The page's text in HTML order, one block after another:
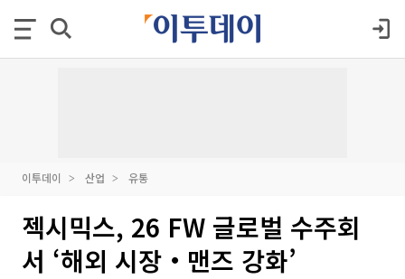
이투데이 산업 유통
젝시믹스, 26 FW 글로벌 수주회
서 ‘해외 시장‧맨즈 강화’